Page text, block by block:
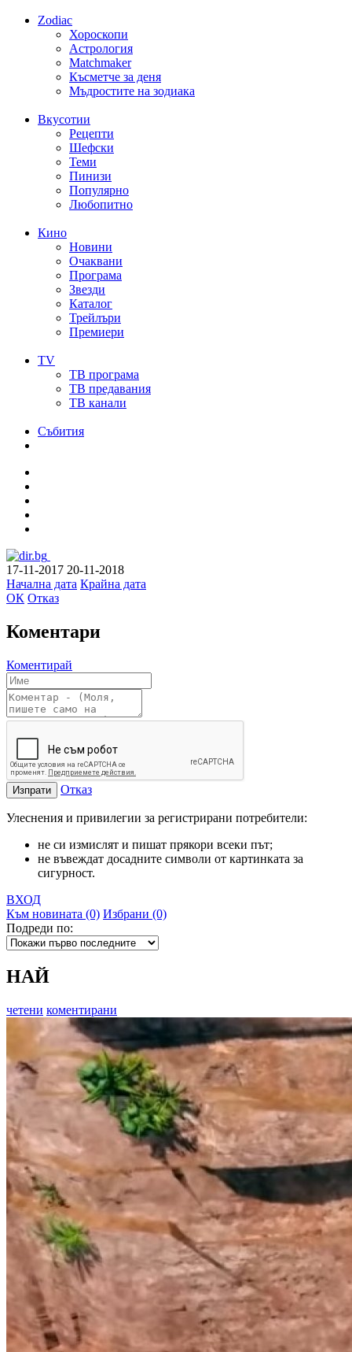
Zodiac
Хороскопи
Астрология
Matchmaker
Късметче за деня
Мъдростите на зодиака
Вкусотии
Рецепти
Шефски
Теми
Пинизи
Популярно
Любопитно
Кино
Новини
Очаквани
Програма
Звезди
Каталог
Трейлъри
Премиери
TV
ТВ програма
ТВ предавания
ТВ канали
Събития
17-11-2017 20-11-2018
Начална дата Крайна дата
ОК Отказ
Коментари
Коментирай
Изпрати Отказ
Улеснения и привилегии за регистрирани потребители:
не си измислят и пишат прякори всеки път;
не въвеждат досадните символи от картинката за
сигурност.
ВХОД
Към новината (0) Избрани (0)
Подреди по:
НАЙ
четени коментирани